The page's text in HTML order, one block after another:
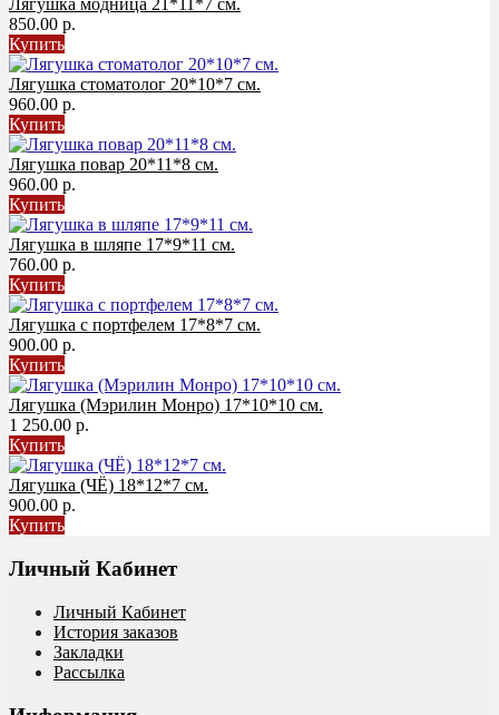
Лягушка модница 21*11*7 см.
850.00 р.
Купить
Лягушка стоматолог 20*10*7 см.
960.00 р.
Купить
Лягушка повар 20*11*8 см.
960.00 р.
Купить
Лягушка в шляпе 17*9*11 см.
760.00 р.
Купить
Лягушка с портфелем 17*8*7 см.
900.00 р.
Купить
Лягушка (Мэрилин Монро) 17*10*10 см.
1 250.00 р.
Купить
Лягушка (ЧЁ) 18*12*7 см.
900.00 р.
Купить
Личный Кабинет
Личный Кабинет
История заказов
Закладки
Рассылка